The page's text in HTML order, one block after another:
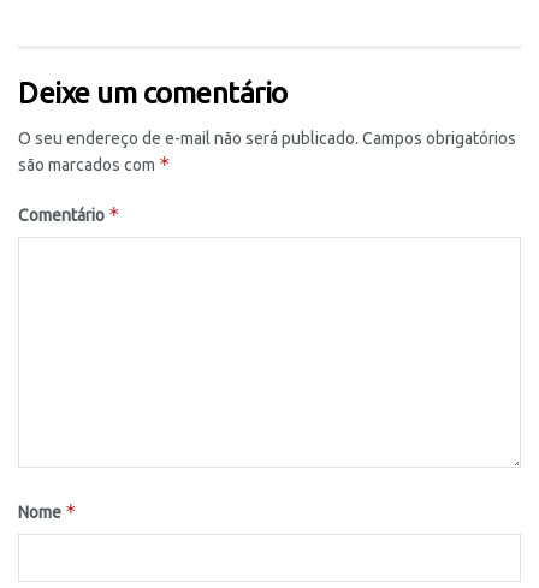
Deixe um comentário
O seu endereço de e-mail não será publicado. Campos obrigatórios
são marcados com *
Comentário *
Nome *